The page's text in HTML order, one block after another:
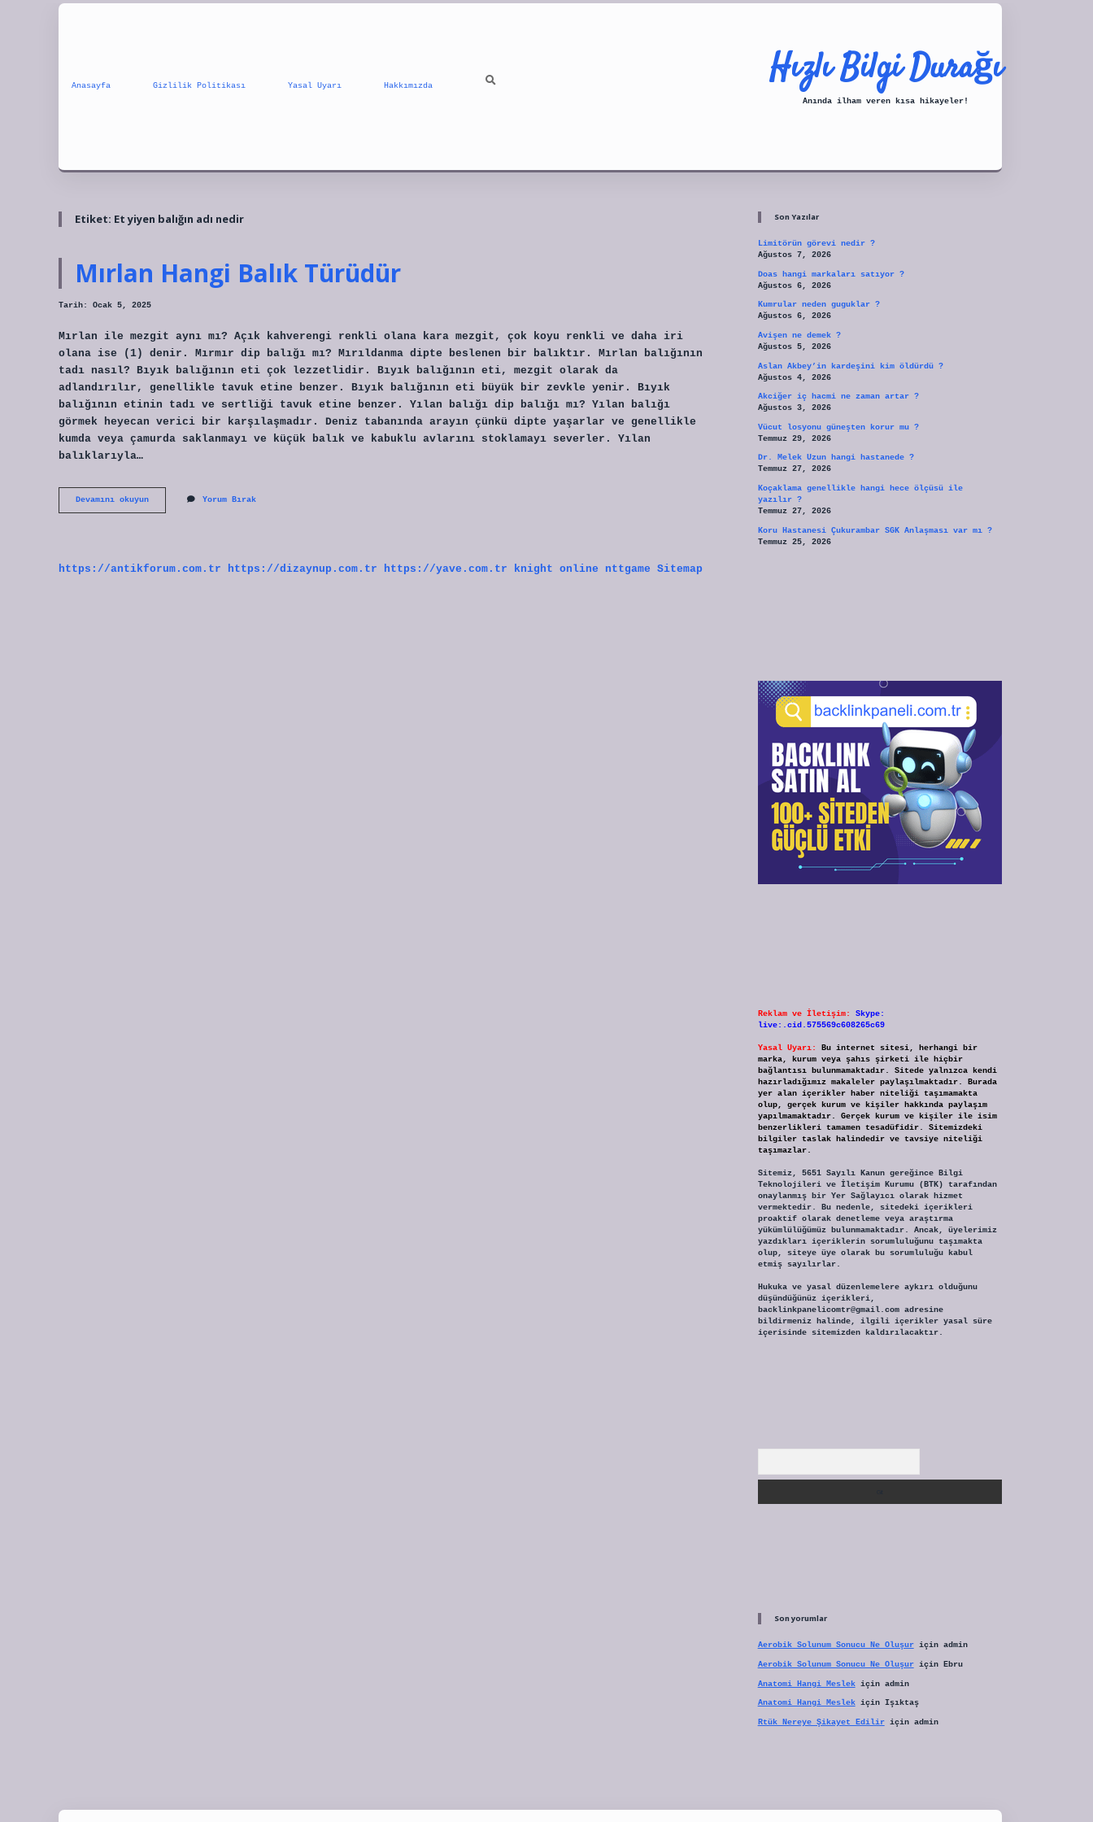
Anasayfa Gizlilik Politikası Yasal Uyarı Hakkımızda Hızlı Bilgi Durağı
Anında ilham veren kısa hikayeler!
Etiket: Et yiyen balığın adı nedir
Mırlan Hangi Balık Türüdür
Tarih: Ocak 5, 2025
Mırlan ile mezgit aynı mı? Açık kahverengi renkli olana kara mezgit, çok koyu renkli ve daha iri
olana ise (1) denir. Mırmır dip balığı mı? Mırıldanma dipte beslenen bir balıktır. Mırlan balığının
tadı nasıl? Bıyık balığının eti çok lezzetlidir. Bıyık balığının eti, mezgit olarak da
adlandırılır, genellikle tavuk etine benzer. Bıyık balığının eti büyük bir zevkle yenir. Bıyık
balığının etinin tadı ve sertliği tavuk etine benzer. Yılan balığı dip balığı mı? Yılan balığı
görmek heyecan verici bir karşılaşmadır. Deniz tabanında arayın çünkü dipte yaşarlar ve genellikle
kumda veya çamurda saklanmayı ve küçük balık ve kabuklu avlarını stoklamayı severler. Yılan
balıklarıyla…
Devamını okuyunMırlan
Hangi
Yorum Bırak
https://antikforum.com.tr https://dizaynup.com.tr https://yave.com.tr knight online nttgame Sitemap
Son Yazılar
Limitörün görevi nedir ?
Ağustos 7, 2026
Doas hangi markaları satıyor ?
Ağustos 6, 2026
Kumrular neden guguklar ?
Ağustos 6, 2026
Avişen ne demek ?
Ağustos 5, 2026
Aslan Akbey’in kardeşini kim öldürdü ?
Ağustos 4, 2026
Akciğer iç hacmi ne zaman artar ?
Ağustos 3, 2026
Vücut losyonu güneşten korur mu ?
Temmuz 29, 2026
Dr. Melek Uzun hangi hastanede ?
Temmuz 27, 2026
Koçaklama genellikle hangi hece ölçüsü ile
yazılır ?
Temmuz 27, 2026
Koru Hastanesi Çukurambar SGK Anlaşması var mı ?
Temmuz 25, 2026
Reklam ve İletişim:
Skype:
live:.cid.575569c608265c69
Yasal Uyarı:
Bu internet sitesi, herhangi bir
marka, kurum veya şahıs şirketi ile hiçbir
bağlantısı bulunmamaktadır. Sitede yalnızca kendi
hazırladığımız makaleler paylaşılmaktadır. Burada
yer alan içerikler haber niteliği taşımamakta
olup, gerçek kurum ve kişiler hakkında paylaşım
yapılmamaktadır. Gerçek kurum ve kişiler ile isim
benzerlikleri tamamen tesadüfidir. Sitemizdeki
bilgiler taslak halindedir ve tavsiye niteliği
taşımazlar.
Sitemiz, 5651 Sayılı Kanun gereğince Bilgi
Teknolojileri ve İletişim Kurumu (BTK) tarafından
onaylanmış bir Yer Sağlayıcı olarak hizmet
vermektedir. Bu nedenle, sitedeki içerikleri
proaktif olarak denetleme veya araştırma
yükümlülüğümüz bulunmamaktadır. Ancak, üyelerimiz
yazdıkları içeriklerin sorumluluğunu taşımakta
olup, siteye üye olarak bu sorumluluğu kabul
etmiş sayılırlar.
Hukuka ve yasal düzenlemelere aykırı olduğunu
düşündüğünüz içerikleri,
backlinkpanelicomtr@gmail.comadresine
bildirmeniz halinde, ilgili içerikler yasal süre
içerisinde sitemizden kaldırılacaktır.
Son yorumlar
Aerobik Solunum Sonucu Ne Oluşuriçin admin
Aerobik Solunum Sonucu Ne Oluşuriçin Ebru
Anatomi Hangi Meslekiçin admin
Anatomi Hangi Meslekiçin Işıktaş
Rtük Nereye Şikayet Ediliriçin admin